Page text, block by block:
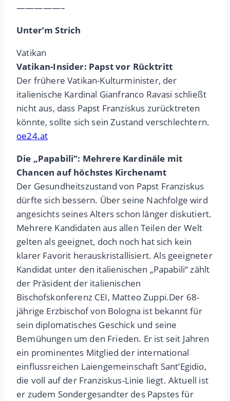
—————–
Unter’m Strich
Vatikan
Vatikan-Insider: Papst vor Rücktritt
Der frühere Vatikan-Kulturminister, der
italienische Kardinal Gianfranco Ravasi schließt
nicht aus, dass Papst Franziskus zurücktreten
könnte, sollte sich sein Zustand verschlechtern.
oe24.at
Die „Papabili“: Mehrere Kardinäle mit
Chancen auf höchstes Kirchenamt
Der Gesundheitszustand von Papst Franziskus
dürfte sich bessern. Über seine Nachfolge wird
angesichts seines Alters schon länger diskutiert.
Mehrere Kandidaten aus allen Teilen der Welt
gelten als geeignet, doch noch hat sich kein
klarer Favorit herauskristallisiert. Als geeigneter
Kandidat unter den italienischen „Papabili“ zählt
der Präsident der italienischen
Bischofskonferenz CEI, Matteo Zuppi.Der 68-
jährige Erzbischof von Bologna ist bekannt für
sein diplomatisches Geschick und seine
Bemühungen um den Frieden. Er ist seit Jahren
ein prominentes Mitglied der international
einflussreichen Laiengemeinschaft Sant’Egidio,
die voll auf der Franziskus-Linie liegt. Aktuell ist
er zudem Sondergesandter des Papstes für